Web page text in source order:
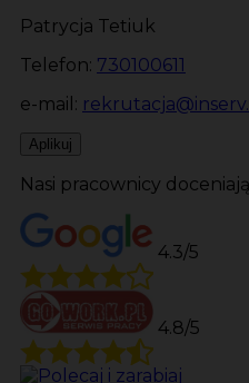
Patrycja Tetiuk
Telefon: 730100611
e-mail:
Aplikuj
Nasi pracownicy
4.3/5
4.8/5